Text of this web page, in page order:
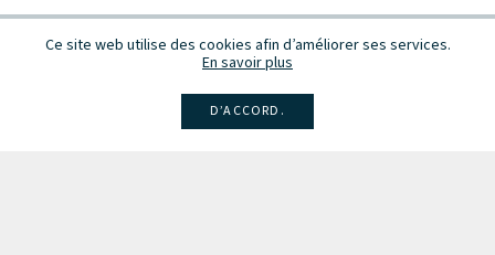
Ce site web utilise des cookies afin d’améliorer ses services.
En savoir plus
D’ACCORD.